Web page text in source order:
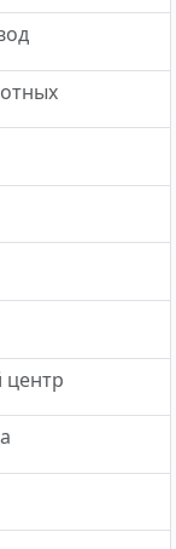
центр